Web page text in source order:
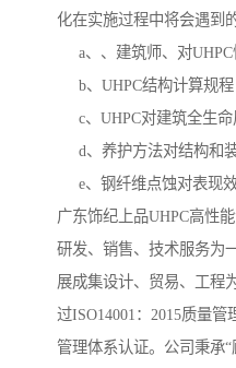
化在实施过程中将会遇到
a、、建筑师、对UHPC
b、UHPC结构计算规程
c、UHPC对建筑全生命
d、养护方法对结构和
e、钢纤维点蚀对表现
广东饰纪上品UHPC高性
研发、销售、技术服务为
展成集设计、贸易、工程
过ISO14001：2015质量管
管理体系认证。公司秉承